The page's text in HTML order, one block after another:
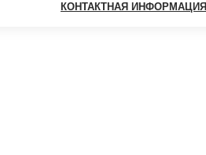
КОНТАКТНАЯ ИНФОРМАЦИЯ